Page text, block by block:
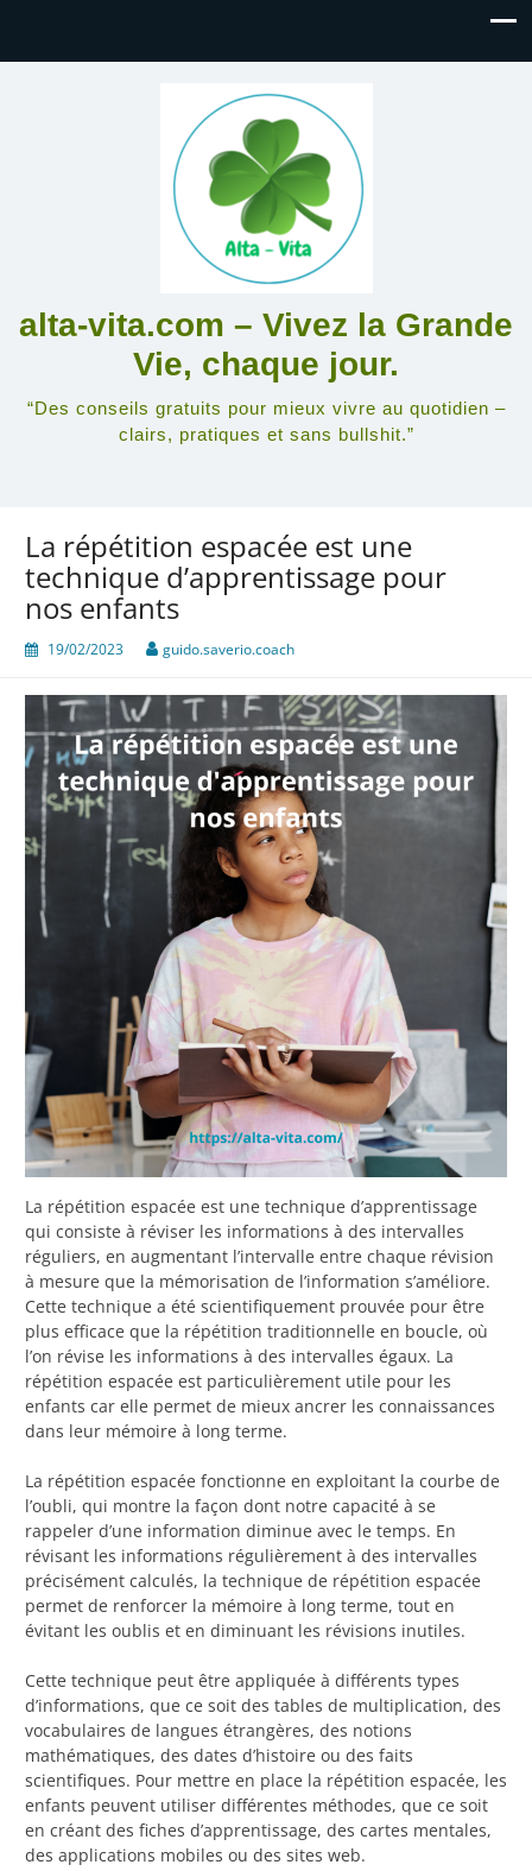
alta-vita.com – Vivez la Grande
Vie, chaque jour.
“Des conseils gratuits pour mieux vivre au quotidien –
clairs, pratiques et sans bullshit.”
La répétition espacée est une
technique d’apprentissage pour
nos enfants
19/02/2023 guido.saverio.coach
La répétition espacée est une technique d’apprentissage
qui consiste à réviser les informations à des intervalles
réguliers, en augmentant l’intervalle entre chaque révision
à mesure que la mémorisation de l’information s’améliore.
Cette technique a été scientifiquement prouvée pour être
plus efficace que la répétition traditionnelle en boucle, où
l’on révise les informations à des intervalles égaux. La
répétition espacée est particulièrement utile pour les
enfants car elle permet de mieux ancrer les connaissances
dans leur mémoire à long terme.
La répétition espacée fonctionne en exploitant la courbe de
l’oubli, qui montre la façon dont notre capacité à se
rappeler d’une information diminue avec le temps. En
révisant les informations régulièrement à des intervalles
précisément calculés, la technique de répétition espacée
permet de renforcer la mémoire à long terme, tout en
évitant les oublis et en diminuant les révisions inutiles.
Cette technique peut être appliquée à différents types
d’informations, que ce soit des tables de multiplication, des
vocabulaires de langues étrangères, des notions
mathématiques, des dates d’histoire ou des faits
scientifiques. Pour mettre en place la répétition espacée, les
enfants peuvent utiliser différentes méthodes, que ce soit
en créant des fiches d’apprentissage, des cartes mentales,
des applications mobiles ou des sites web.